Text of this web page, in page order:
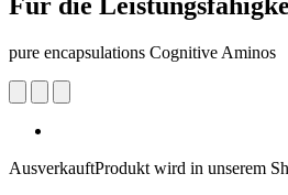
pure encapsulations Cognitive Aminos
AusverkauftProdukt wird in unserem